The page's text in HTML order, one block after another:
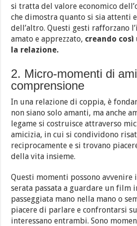
si tratta del valore economico
che dimostra quanto si sia attenti
dell’altro. Questi gesti rafforzano
amato e apprezzato, creando così
la relazione.
2. Micro-momenti di
comprensione
In una relazione di coppia, è
non siano solo amanti, ma anche
legame si costruisce attraverso
amicizia, in cui si condividono
reciprocamente e si trovano
della vita insieme.
Questi momenti possono avvenire
serata passata a guardare un film
passeggiata mano nella mano o
piacere di parlare e confrontarsi
interessano entrambi. Sono